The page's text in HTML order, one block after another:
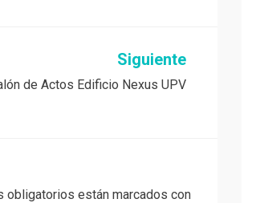
Siguiente
de Actos Edificio Nexus UPV
obligatorios están marcados con